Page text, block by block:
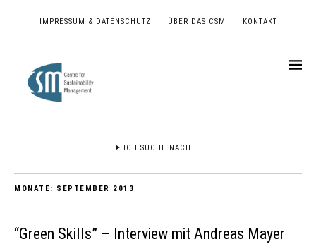
IMPRESSUM & DATENSCHUTZ ÜBER DAS CSM KONTAKT
ICH SUCHE NACH ...
MONATE: SEPTEMBER 2013
“Green Skills” – Interview mit Andreas Mayer